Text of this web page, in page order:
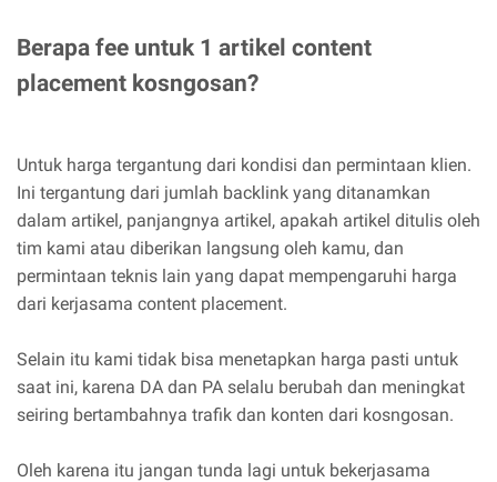
Berapa fee untuk 1 artikel content
placement kosngosan?
Untuk harga tergantung dari kondisi dan permintaan klien.
Ini tergantung dari jumlah backlink yang ditanamkan
dalam artikel, panjangnya artikel, apakah artikel ditulis oleh
tim kami atau diberikan langsung oleh kamu, dan
permintaan teknis lain yang dapat mempengaruhi harga
dari kerjasama content placement.
Selain itu kami tidak bisa menetapkan harga pasti untuk
saat ini, karena DA dan PA selalu berubah dan meningkat
seiring bertambahnya trafik dan konten dari kosngosan.
Oleh karena itu jangan tunda lagi untuk bekerjasama